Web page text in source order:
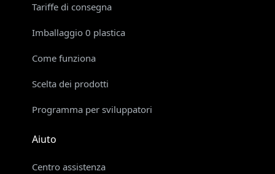
Tariffe di consegna
Imballaggio 0 plastica
Come funziona
Scelta dei prodotti
Programma per sviluppatori
Aiuto
Centro assistenza